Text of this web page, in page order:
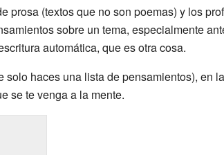
prosa (textos que no son poemas) y los
sobre un tema, especialmente
automática, que es otra cosa.
solo haces una lista de pensamientos), en
se te venga a la mente.